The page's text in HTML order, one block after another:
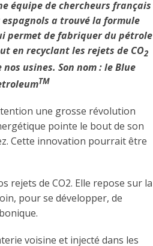
équipe de chercheurs français
a trouvé la formule
permet de fabriquer du pétrole
en recyclant les rejets de CO2
nos usines. Son nom : le Blue
TM
une grosse révolution
pointe le bout de son
Cette innovation pourrait être
rejets de CO2. Elle repose sur la
pour se développer, de
voisine et injecté dans les